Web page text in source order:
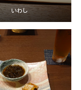
いわし